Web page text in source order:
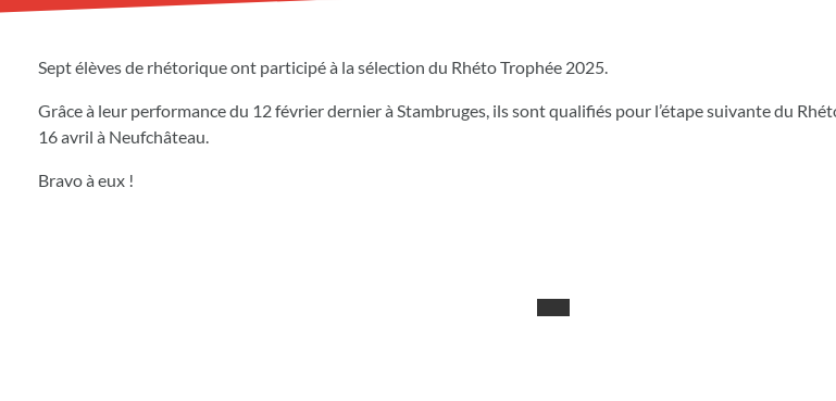
Sept élèves de rhétorique ont participé à la sélection du Rhéto Trophée 2025.
Grâce à leur performance du 12 février dernier à Stambruges, ils sont qualifiés pour l’étape suivante du
16 avril à Neufchâteau.
Bravo à eux !